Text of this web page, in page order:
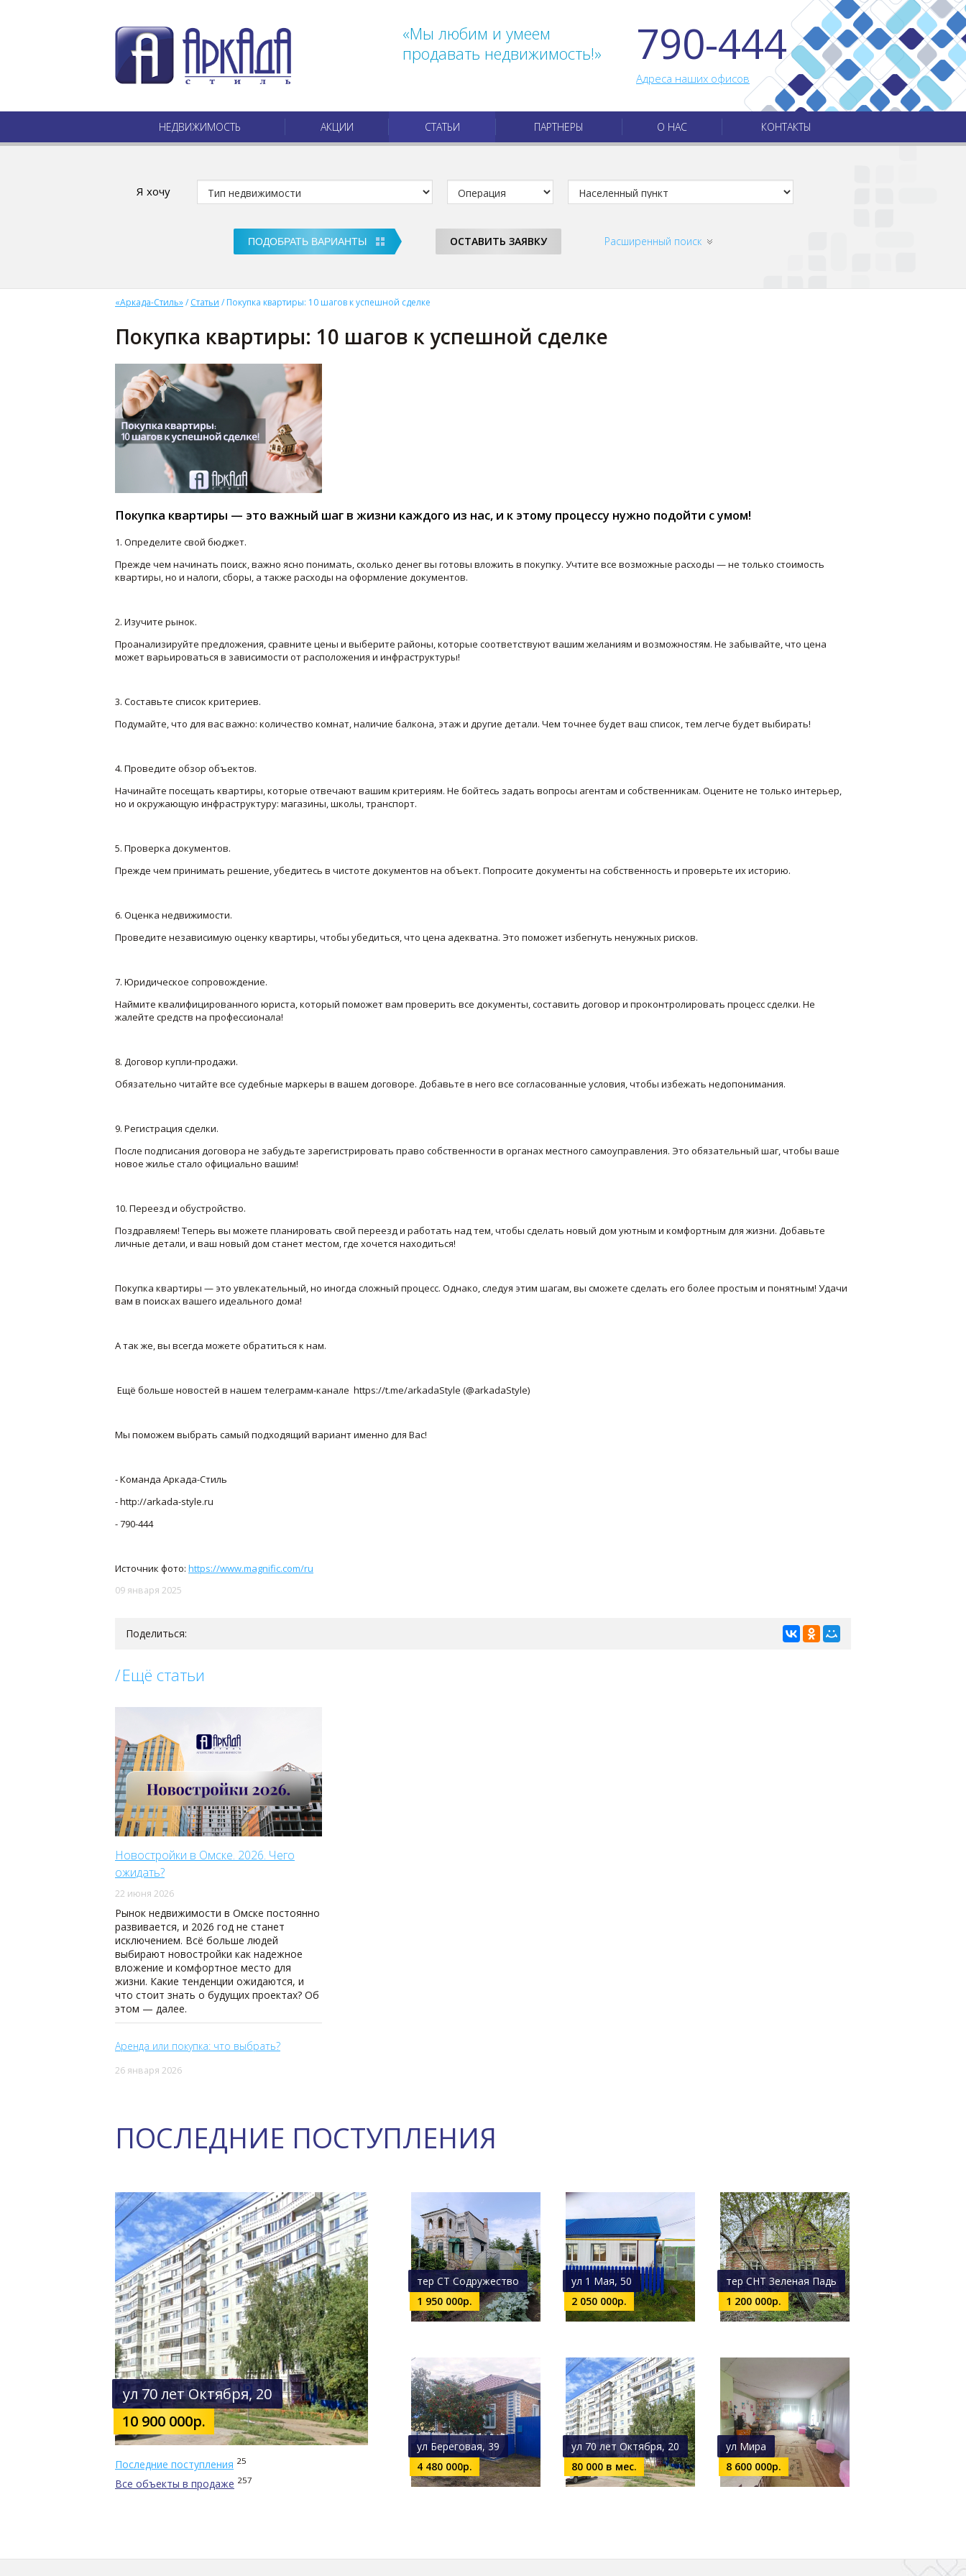
«Мы любим и умеем
продавать недвижимость!»
790-444
Адреса наших офисов
НЕДВИЖИМОСТЬ АКЦИИ СТАТЬИ ПАРТНЕРЫ О НАС КОНТАКТЫ
Я хочу
ОСТАВИТЬ ЗАЯВКУ Расширенный поиск
«Аркада-Стиль»/ Статьи / Покупка квартиры: 10 шагов к успешной сделке
Покупка квартиры: 10 шагов к успешной сделке
Покупка квартиры — это важный шаг в жизни каждого из нас, и к этому процессу нужно подойти с умом!
1. Определите свой бюджет.
Прежде чем начинать поиск, важно ясно понимать, сколько денег вы готовы вложить в покупку. Учтите все возможные расходы — не только стоимость
квартиры, но и налоги, сборы, а также расходы на оформление документов.
2. Изучите рынок.
Проанализируйте предложения, сравните цены и выберите районы, которые соответствуют вашим желаниям и возможностям. Не забывайте, что цена
может варьироваться в зависимости от расположения и инфраструктуры!
3. Составьте список критериев.
Подумайте, что для вас важно: количество комнат, наличие балкона, этаж и другие детали. Чем точнее будет ваш список, тем легче будет выбирать!
4. Проведите обзор объектов.
Начинайте посещать квартиры, которые отвечают вашим критериям. Не бойтесь задать вопросы агентам и собственникам. Оцените не только интерьер,
но и окружающую инфраструктуру: магазины, школы, транспорт.
5. Проверка документов.
Прежде чем принимать решение, убедитесь в чистоте документов на объект. Попросите документы на собственность и проверьте их историю.
6. Оценка недвижимости.
Проведите независимую оценку квартиры, чтобы убедиться, что цена адекватна. Это поможет избегнуть ненужных рисков.
7. Юридическое сопровождение.
Наймите квалифицированного юриста, который поможет вам проверить все документы, составить договор и проконтролировать процесс сделки. Не
жалейте средств на профессионала!
8. Договор купли-продажи.
Обязательно читайте все судебные маркеры в вашем договоре. Добавьте в него все согласованные условия, чтобы избежать недопонимания.
9. Регистрация сделки.
После подписания договора не забудьте зарегистрировать право собственности в органах местного самоуправления. Это обязательный шаг, чтобы ваше
новое жилье стало официально вашим!
10. Переезд и обустройство.
Поздравляем! Теперь вы можете планировать свой переезд и работать над тем, чтобы сделать новый дом уютным и комфортным для жизни. Добавьте
личные детали, и ваш новый дом станет местом, где хочется находиться!
Покупка квартиры — это увлекательный, но иногда сложный процесс. Однако, следуя этим шагам, вы сможете сделать его более простым и понятным! Удачи
вам в поисках вашего идеального дома!
А так же, вы всегда можете обратиться к нам.
Ещё больше новостей в нашем телеграмм-канале https://t.me/arkadaStyle (@arkadaStyle)
Мы поможем выбрать самый подходящий вариант именно для Вас!
- Команда Аркада-Стиль
- http://arkada-style.ru
-790-444
Источник фото: https://www.magnific.com/ru
09 января 2025
Поделиться:
Ещё статьи
Новостройки в Омске. 2026. Чего
ожидать?
22 июня 2026
Рынок недвижимости в Омске постоянно
развивается, и 2026 год не станет
исключением. Всё больше людей
выбирают новостройки как надежное
вложение и комфортное место для
жизни. Какие тенденции ожидаются, и
что стоит знать о будущих проектах? Об
этом — далее.
Аренда или покупка: что выбрать?
26 января 2026
ПОСЛЕДНИЕ ПОСТУПЛЕНИЯ
ул 70 лет Октября, 20
10 900 000р.
тер СТ Содружество
1 950 000р.
ул 1 Мая, 50
2 050 000р.
тер СНТ Зеленая Падь
1 200 000р.
ул Береговая, 39
4 480 000р.
ул 70 лет Октября, 20
80 000 в мес.
ул Мира
8 600 000р.
Последние поступления 25
Все объекты в продаже 257